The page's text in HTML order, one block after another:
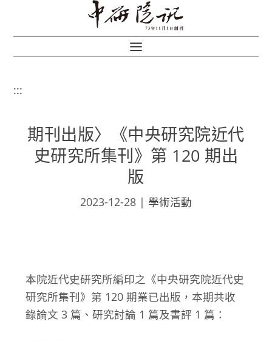
:::
期刊出版〉《中央研究院近代
史研究所集刊》第 120 期出
版
2023-12-28 | 學術活動
本院近代史研究所編印之《中央研究院近代史
研究所集刊》第 120 期業已出版，本期共收
錄論文 3 篇、研究討論 1 篇及書評 1 篇：